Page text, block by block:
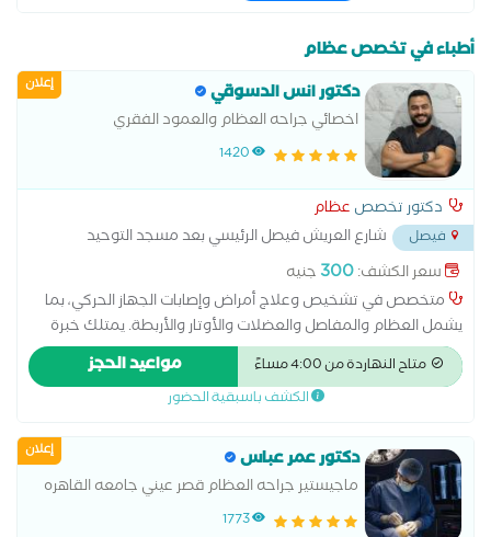
أطباء في تخصص عظام
إعلان دكتور انس الدسوقي
اخصائي جراحه العظام والعمود الفقري
1420
دكتور تخصص عظام
فيصل
شارع العريش فيصل الرئيسي بعد مسجد التوحيد
أمام مول الثريا...
سعر الكشف:300 جنيه
متخصص في تشخيص وعلاج أمراض وإصابات الجهاز الحركي، بما
يشمل العظام والمفاصل والعضلات والأوتار والأربطة. يمتلك خبرة
في علاج خشونة المفاصل، آلام الظهر والرقبة، الانزلاق الغضروفي،
إصابات الملاعب، الكسور، وتشوهات العمود الفقري
متاح النهاردة من 4:00 مساءً مواعيد الحجز
الكشف باسبقية الحضور
إعلان دكتور عمر عباس
ماجيستير جراحه العظام قصر عيني جامعه القاهره
1773